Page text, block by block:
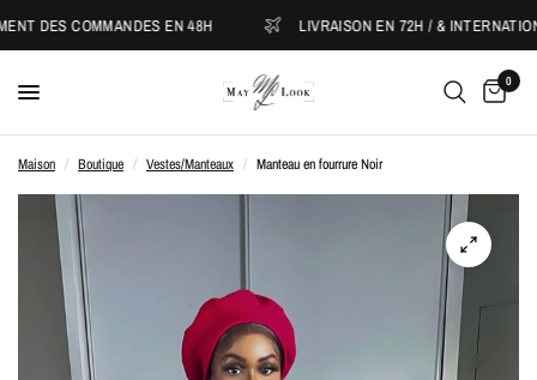
DES COMMANDES EN 48H LIVRAISON EN 72H / & INTERNATIONAL
0
Maison / Boutique / Vestes/Manteaux / Manteau en fourrure Noir